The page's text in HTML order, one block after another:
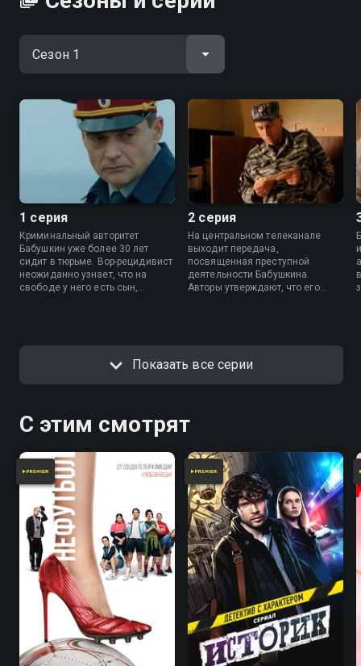
1 серия
Криминальный авторитет
Бабушкин уже более 30 лет
сидит в тюрьме. Вор-рецидивист
неожиданно узнает, что на
свободе у него есть сын,
2 серия
На центральном телеканале
выходит передача,
посвященная преступной
деятельности Бабушкина.
Авторы утверждают, что его
Показать все серии
С этим смотрят